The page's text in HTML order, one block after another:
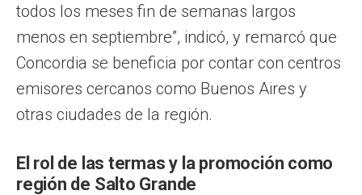
todos los meses fin de semanas largos
menos en septiembre”, indicó, y remarcó que
Concordia se beneficia por contar con centros
emisores cercanos como Buenos Aires y
otras ciudades de la región.
El rol de las termas y la promoción como
región de Salto Grande